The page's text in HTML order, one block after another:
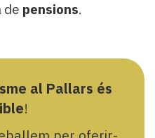
de pensions.
al Pallars és
!